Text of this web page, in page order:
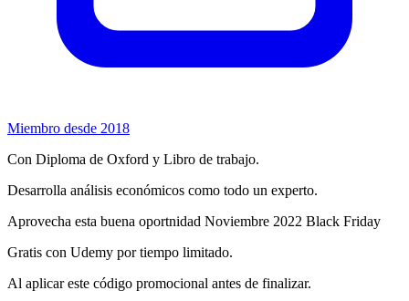
Miembro desde 2018
Con Diploma de Oxford y Libro de trabajo.
Desarrolla análisis económicos como todo un experto.
Aprovecha esta buena oportnidad Noviembre 2022 Black Friday
Gratis con Udemy por tiempo limitado.
Al aplicar este código promocional antes de finalizar.